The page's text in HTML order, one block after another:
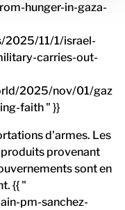
hunger-in-gaza-
2025/11/1/israel-
carries-out-
2025/nov/01/gaz
faith " }}
d'armes. Les
provenant
sont en
{{ "
pm-sanchez-